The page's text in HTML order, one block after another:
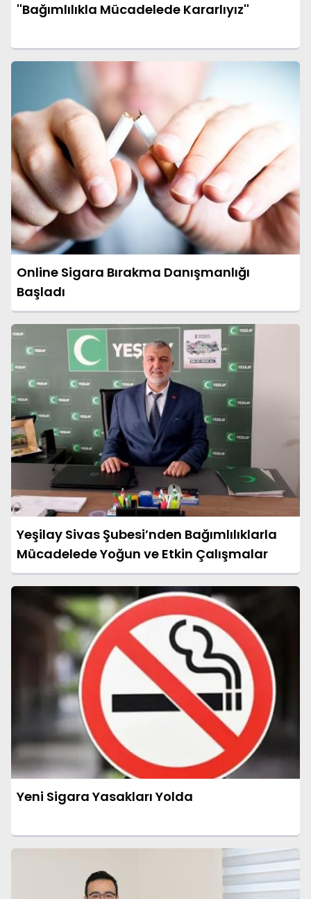
''Bağımlılıkla Mücadelede Kararlıyız''
Online Sigara Bırakma Danışmanlığı
Başladı
Yeşilay Sivas Şubesi’nden Bağımlılıklarla
Mücadelede Yoğun ve Etkin Çalışmalar
Yeni Sigara Yasakları Yolda